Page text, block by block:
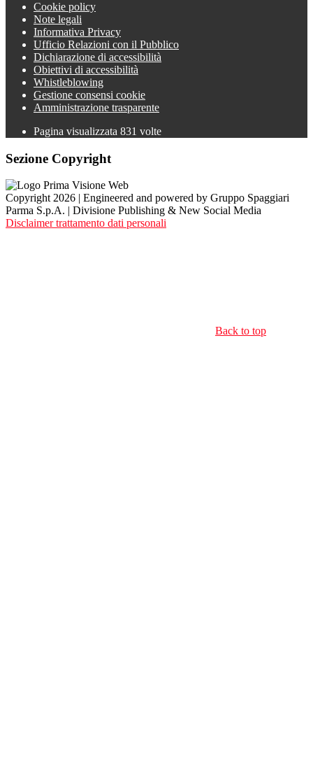
Cookie policy
Note legali
Informativa Privacy
Ufficio Relazioni con il Pubblico
Dichiarazione di accessibilità
Obiettivi di accessibilità
Whistleblowing
Gestione consensi cookie
Amministrazione trasparente
Pagina visualizzata 831 volte
Sezione Copyright
Copyright 2026 | Engineered and powered by Gruppo Spaggiari
Parma S.p.A. | Divisione Publishing & New Social Media
Disclaimer trattamento dati personali
Back to top